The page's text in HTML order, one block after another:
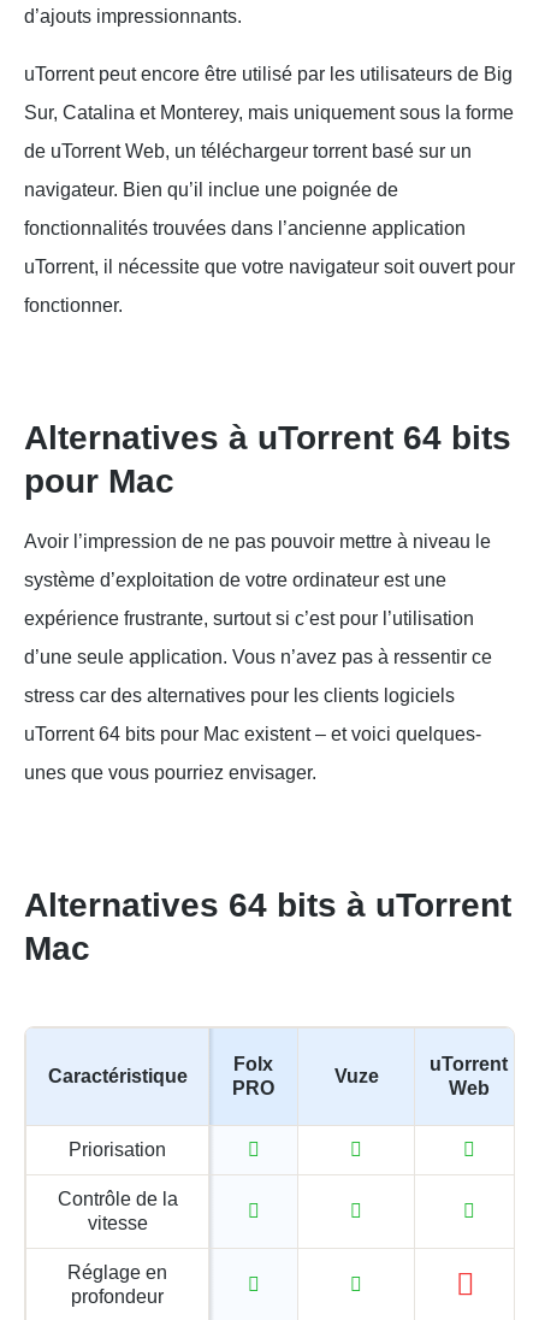
d’ajouts impressionnants.
uTorrent peut encore être utilisé par les utilisateurs de Big
Sur, Catalina et Monterey, mais uniquement sous la forme
de uTorrent Web, un téléchargeur torrent basé sur un
navigateur. Bien qu’il inclue une poignée de
fonctionnalités trouvées dans l’ancienne application
uTorrent, il nécessite que votre navigateur soit ouvert pour
fonctionner.
Alternatives à uTorrent 64 bits
pour Mac
Avoir l’impression de ne pas pouvoir mettre à niveau le
système d’exploitation de votre ordinateur est une
expérience frustrante, surtout si c’est pour l’utilisation
d’une seule application. Vous n’avez pas à ressentir ce
stress car des alternatives pour les clients logiciels
uTorrent 64 bits pour Mac existent – et voici quelques-
unes que vous pourriez envisager.
Alternatives 64 bits à uTorrent
Mac
Caractéristique
Folx
PRO
Vuze
uTorrent
Web
Priorisation
Contrôle de la
vitesse
Réglage en
profondeur